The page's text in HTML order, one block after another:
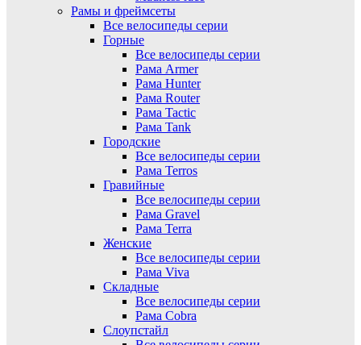
Рамы и фреймсеты
Все велосипеды серии
Горные
Все велосипеды серии
Рама Armer
Рама Hunter
Рама Router
Рама Tactic
Рама Tank
Городские
Все велосипеды серии
Рама Terros
Гравийные
Все велосипеды серии
Рама Gravel
Рама Terra
Женские
Все велосипеды серии
Рама Viva
Складные
Все велосипеды серии
Рама Cobra
Слоупстайл